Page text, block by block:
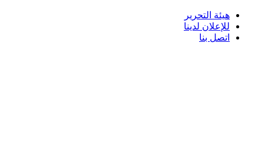
هيئة التحرير
للإعلان لدينا
اتصل بنا